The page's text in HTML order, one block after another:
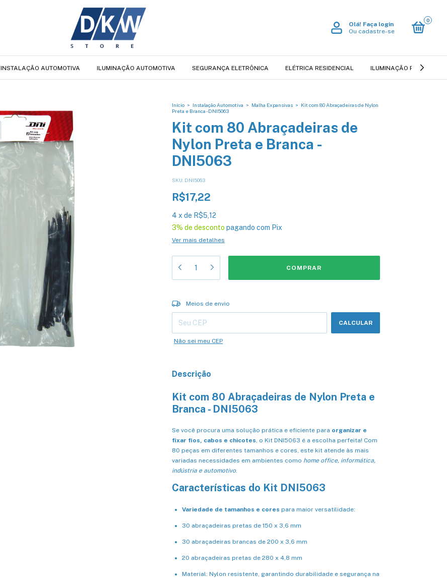
Olá! Faça login
Ou cadastre-se
0
INSTALAÇÃO AUTOMOTIVA ILUMINAÇÃO AUTOMOTIVA SEGURANÇA ELETRÔNICA ELÉTRICA RESIDENCIAL ILUMINAÇÃO
Início > Instalação Automotiva > Malha Expansivas > Kit com 80 Abraçadeiras de Nylon
Preta e Branca - DNI5063
Kit com 80 Abraçadeiras de
Nylon Preta e Branca -
DNI5063
SKU: DNI5063
R$17,22
4 x de R$5,12
3% de desconto pagando com Pix
Ver mais detalhes
Entregas para o CEP:
Meios de envio
CALCULAR
Não sei meu CEP
Descrição
Kit com 80 Abraçadeiras de Nylon Preta e
Branca - DNI5063
Se você procura uma solução prática e eficiente para organizar e
fixar fios, cabos e chicotes, o Kit DNI5063 é a escolha perfeita! Com
80 peças em diferentes tamanhos e cores, este kit atende às mais
variadas necessidades em ambientes como home office, informática,
indústria e automotivo.
Características do Kit DNI5063
Variedade de tamanhos e cores para maior versatilidade:
30 abraçadeiras pretas de 150 x 3,6 mm
30 abraçadeiras brancas de 200 x 3,6 mm
20 abraçadeiras pretas de 280 x 4,8 mm
Material: Nylon resistente, garantindo durabilidade e segurança na